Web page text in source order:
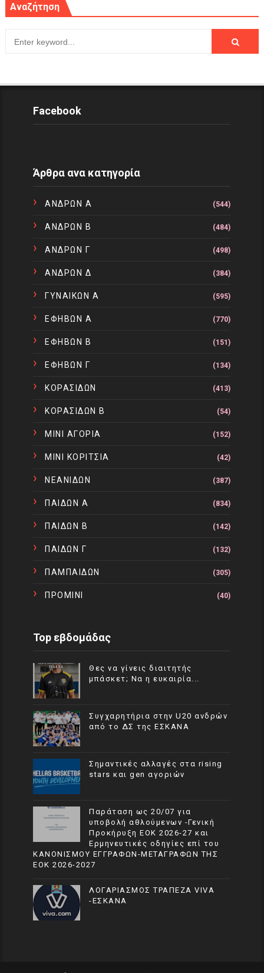
Αναζήτηση
Facebook
Άρθρα ανα κατηγορία
ΑΝΔΡΩΝ Α (544)
ΑΝΔΡΩΝ Β (484)
ΑΝΔΡΩΝ Γ (498)
ΑΝΔΡΩΝ Δ (384)
ΓΥΝΑΙΚΩΝ Α (595)
ΕΦΗΒΩΝ Α (770)
ΕΦΗΒΩΝ Β (151)
ΕΦΗΒΩΝ Γ (134)
ΚΟΡΑΣΙΔΩΝ (413)
ΚΟΡΑΣΙΔΩΝ Β (54)
ΜΙΝΙ ΑΓΟΡΙΑ (152)
ΜΙΝΙ ΚΟΡΙΤΣΙΑ (42)
ΝΕΑΝΙΔΩΝ (387)
ΠΑΙΔΩΝ Α (834)
ΠΑΙΔΩΝ Β (142)
ΠΑΙΔΩΝ Γ (132)
ΠΑΜΠΑΙΔΩΝ (305)
ΠΡΟΜΙΝΙ (40)
Top εβδομάδας
Θες να γίνεις διαιτητής
μπάσκετ; Να η ευκαιρία...
Συγχαρητήρια στην U20 ανδρών
από το ΔΣ της ΕΣΚΑΝΑ
Σημαντικές αλλαγές στα rising
stars και gen αγοριών
Παράταση ως 20/07 για
υποβολή αθλούμενων -Γενική
Προκήρυξη ΕΟΚ 2026-27 και
Ερμηνευτικές οδηγίες επί του
ΚΑΝΟΝΙΣΜΟΥ ΕΓΓΡΑΦΩΝ-ΜΕΤΑΓΡΑΦΩΝ ΤΗΣ
ΕΟΚ 2026-2027
ΛΟΓΑΡΙΑΣΜΟΣ ΤΡΑΠΕΖΑ VIVA
-ΕΣΚΑΝΑ